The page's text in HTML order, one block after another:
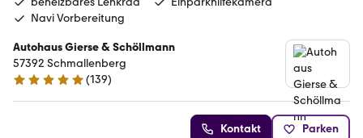
Navi Vorbereitung
Autohaus Gierse & Schöllmann
57392 Schmallenberg
4.8 Sterne
(139)
Kontakt Parken